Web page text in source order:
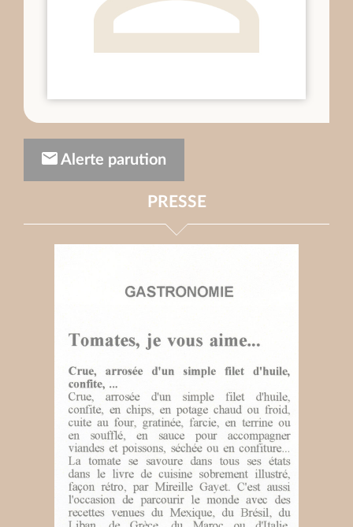
Alerte parution
PRESSE